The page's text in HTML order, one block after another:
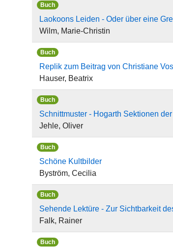
Buch
Laokoons Leiden - Oder über eine
Wilm, Marie-Christin
Buch
Replik zum Beitrag von Christiane
Hauser, Beatrix
Buch
Schnittmuster - Hogarth Sektionen
Jehle, Oliver
Buch
Schöne Kultbilder
Byström, Cecilia
Buch
Sehende Lektüre - Zur Sichtbarkeit
Falk, Rainer
Buch